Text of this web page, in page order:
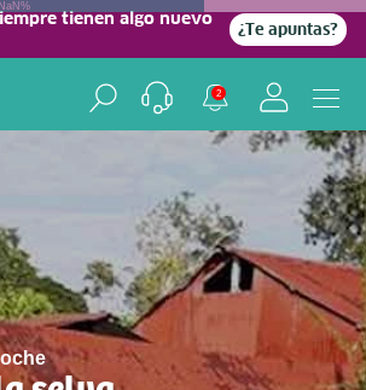
tienen algo nuevo
¿Te apuntas?
2
NaN%